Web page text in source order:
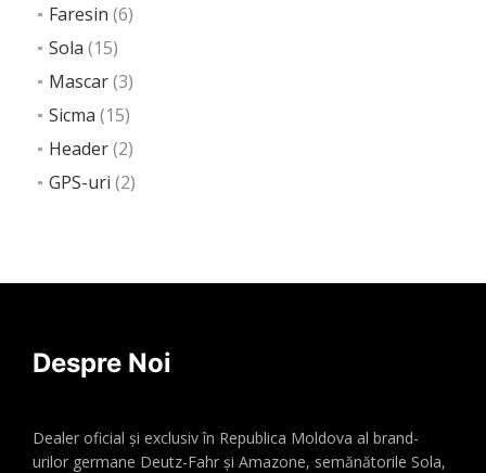
Faresin (6)
Sola (15)
Mascar(3)
Sicma (15)
Header(2)
GPS-uri (2)
Despre Noi
Dealer oficial și exclusiv în Republica Moldova al brand-
urilor germane Deutz-Fahr și Amazone, semănătorile Sola,